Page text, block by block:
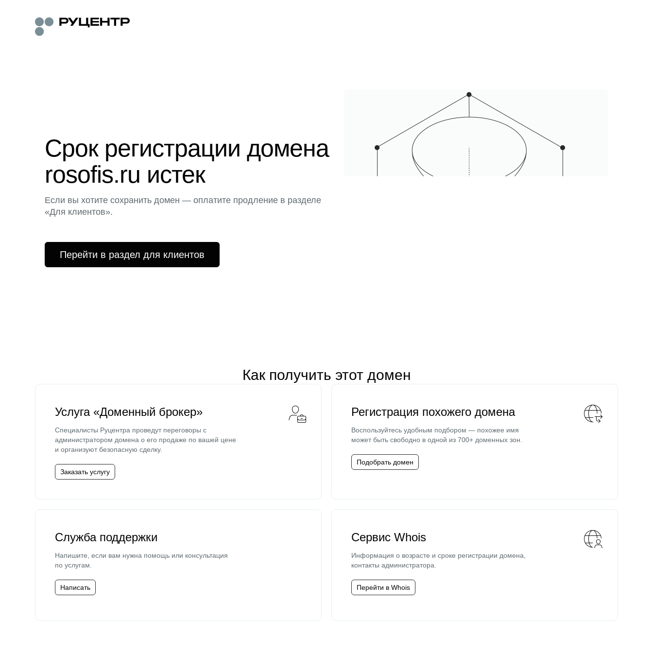
Срок регистрации домена
rosofis.ru истек
Если вы хотите сохранить домен — оплатите продление в разделе
«Для клиентов».
Перейти в раздел для клиентов
Как получить этот домен
Услуга «Доменный брокер»
Специалисты Руцентра проведут переговоры с
администратором домена о его продаже по вашей цене
и организуют безопасную сделку.
Заказать услугу
Регистрация похожего домена
Воспользуйтесь удобным подбором — похожее имя
может быть свободно в одной из 700+ доменных зон.
Подобрать домен
Служба поддержки
Напишите, если вам нужна помощь или консультация
по услугам.
Написать
Сервис Whois
Информация о возрасте и сроке регистрации домена,
контакты администратора.
Перейти в Whois